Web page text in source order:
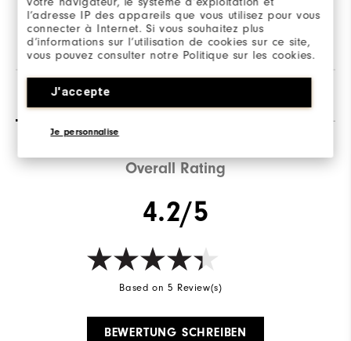
l’adresse IP des appareils que vous utilisez pour vous
connecter à Internet. Si vous souhaitez plus
d’informations sur l’utilisation de cookies sur ce site,
vous pouvez consulter notre Politique sur les cookies.
J'accepte
Je personnalise
Adam ist 1,88m groß und trägt M.
Bewertungen
Overall Rating
4.2/5
Based on 5 Review(s)
BEWERTUNG SCHREIBEN